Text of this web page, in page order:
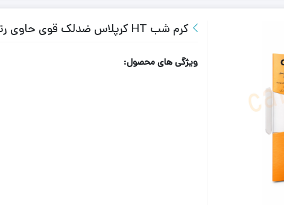
کرم شب HT کرپلاس ضدلک قوی حاوی رتینول
ویژگی های محصول: